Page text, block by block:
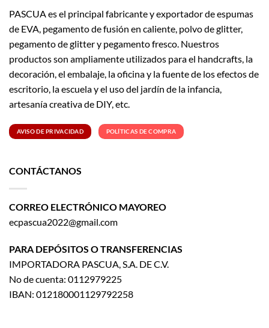
PASCUA es el principal fabricante y exportador de espumas
de EVA, pegamento de fusión en caliente, polvo de glitter,
pegamento de glitter y pegamento fresco. Nuestros
productos son ampliamente utilizados para el handcrafts, la
decoración, el embalaje, la oficina y la fuente de los efectos de
escritorio, la escuela y el uso del jardín de la infancia,
artesanía creativa de DIY, etc.
AVISO DE PRIVACIDAD POLÍTICAS DE COMPRA
CONTÁCTANOS
CORREO ELECTRÓNICO MAYOREO
ecpascua2022@gmail.com
PARA DEPÓSITOS O TRANSFERENCIAS
IMPORTADORA PASCUA, S.A. DE C.V.
No de cuenta: 0112979225
IBAN: 012180001129792258